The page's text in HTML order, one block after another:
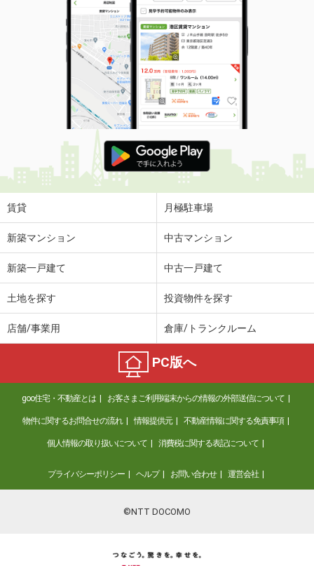
東京都中央区晴海１
価 格
1億2,480万円
住 所
東京都中央区晴海１
専有面積 91.42m²
間取り
3LDK
東京都荒川区東日暮里６
価 格
1億290万円
住 所
東京都荒川区東日暮里６
専有面積
東京都荒川区町屋５
6,280万円
8,699万円
住 所
東京都杉並区高井戸東２
専有面積 67.55m²
間取り
3LDK
東京都杉並区高井戸東２
価 格
8,699万円
住 所
東京都杉並区高井戸東２
67.55m²
賃貸 月極駐車場
新築マンション 中古マンション
新築一戸建て 中古一戸建て
土地を探す 投資物件を探す
店舗/事業用 倉庫/トランクルーム
PC版へ
goo住宅・不動産とは お客さまご利用端末からの情報の外部送信について
物件に関するお問合せの流れ 情報提供元 不動産情報に関する免責事項
個人情報の取り扱いについて 消費税に関する表記について
プライバシーポリシー ヘルプ お問い合わせ 運営会社
©NTT DOCOMO